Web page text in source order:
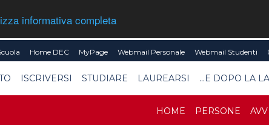
informativa completa
Home DEC MyPage Webmail Personale Webmail Studenti
ISCRIVERSI STUDIARE LAUREARSI ...E DOPO LA
HOME PERSONE